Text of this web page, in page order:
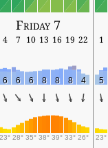
Friday 7
4 7 10 13 16 19 22 1
6 6 6 8 8 8 4 5
23° 28° 35° 38° 39° 33° 26° 23°